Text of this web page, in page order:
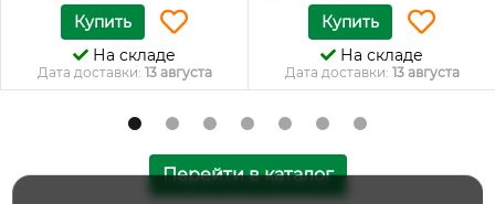
Купить
На складе
Дата доставки: 13 августа
Купить
На складе
Дата доставки: 13 августа
Перейти в каталог